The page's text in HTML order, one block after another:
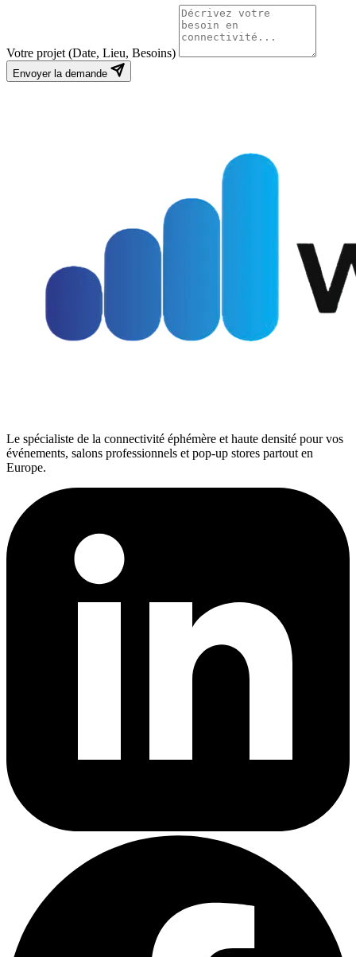
Votre projet (Date, Lieu, Besoins)
Envoyer la demande
Le spécialiste de la connectivité éphémère et haute densité pour vos
événements, salons professionnels et pop-up stores partout en
Europe.